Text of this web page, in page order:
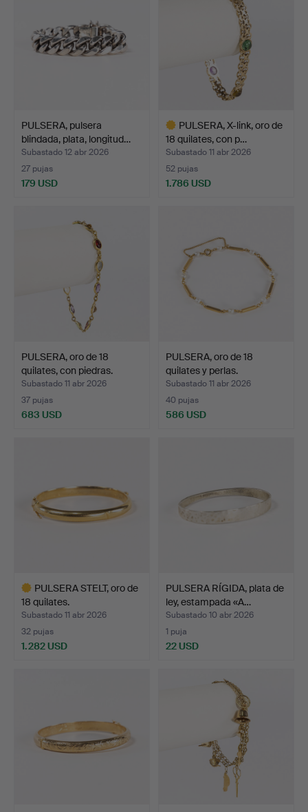
PULSERA, pulsera
blindada, plata, longitud…
Subastado 12 abr 2026
27 pujas
179 USD
PULSERA, X-link, oro de
18 quilates, con p…
Subastado 11 abr 2026
52 pujas
1.786 USD
PULSERA, oro de 18
quilates, con piedras.
Subastado 11 abr 2026
37 pujas
683 USD
PULSERA, oro de 18
quilates y perlas.
Subastado 11 abr 2026
40 pujas
586 USD
PULSERA STELT, oro de
18 quilates.
Subastado 11 abr 2026
32 pujas
1.282 USD
PULSERA RÍGIDA, plata de
ley, estampada «A…
Subastado 10 abr 2026
1 puja
22 USD